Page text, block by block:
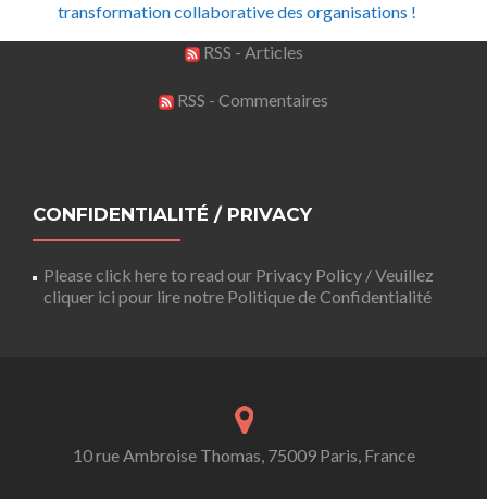
transformation collaborative des organisations !
RSS - Articles
RSS - Commentaires
CONFIDENTIALITÉ / PRIVACY
Please click here to read our Privacy Policy / Veuillez
cliquer ici pour lire notre Politique de Confidentialité
10 rue Ambroise Thomas, 75009 Paris, France